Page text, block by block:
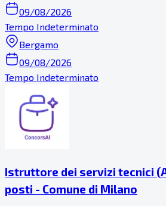
09/08/2026
Tempo Indeterminato
Bergamo
09/08/2026
Tempo Indeterminato
Istruttore dei servizi tecnici
posti - Comune di Milano